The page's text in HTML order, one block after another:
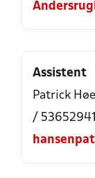
Assistent
Patrick
/ 53652941